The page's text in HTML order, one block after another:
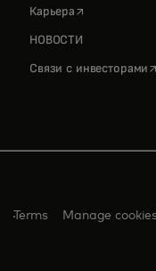
Карьера opens in a
НОВОСТИ
Связи с инвесторами
Terms Manage